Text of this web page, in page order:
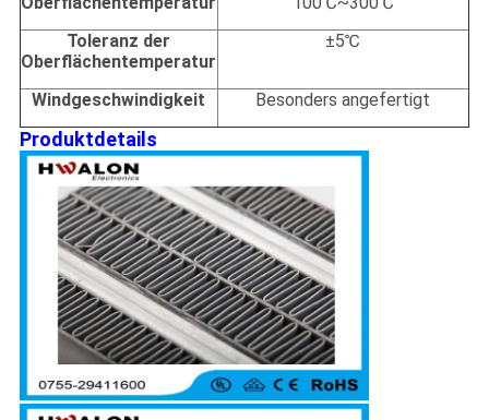
Toleranz der
Oberflächentemperatur
±5℃
Windgeschwindigkeit Besonders angefertigt
Produktdetails